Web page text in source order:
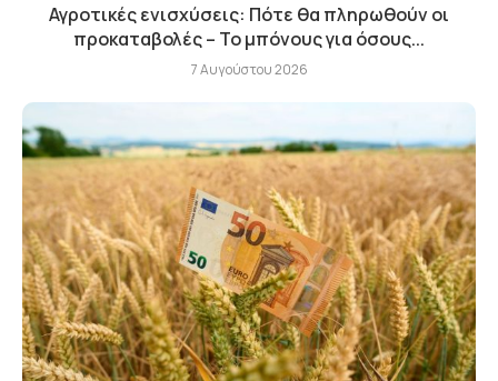
Αγροτικές ενισχύσεις: Πότε θα πληρωθούν οι
προκαταβολές – Το μπόνους για όσους...
7 Αυγούστου 2026